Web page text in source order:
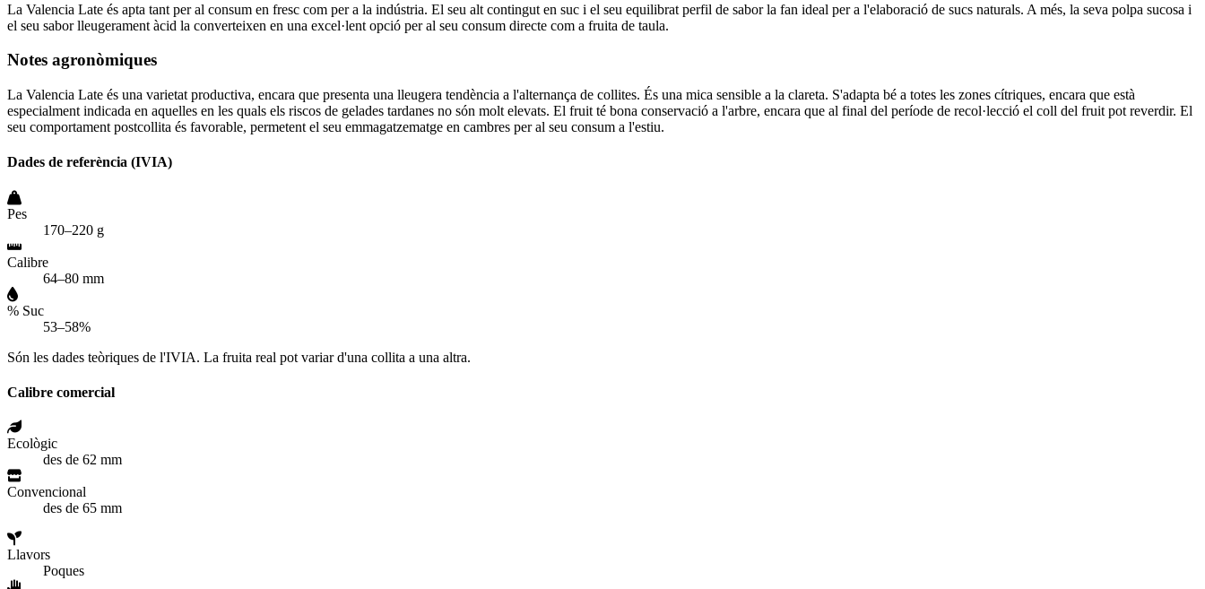
La Valencia Late és apta tant per al consum en fresc com per a la indústria. El seu alt contingut en suc i el seu equilibrat perfil de sabor la fan ideal per a l'elaboració de sucs naturals. A més, la seva polpa sucosa i
el seu sabor lleugerament àcid la converteixen en una excel·lent opció per al seu consum directe com a fruita de taula.
Notes agronòmiques
La Valencia Late és una varietat productiva, encara que presenta una lleugera tendència a l'alternança de collites. És una mica sensible a la clareta. S'adapta bé a totes les zones cítriques, encara que està
especialment indicada en aquelles en les quals els riscos de gelades tardanes no són molt elevats. El fruit té bona conservació a l'arbre, encara que al final del període de recol·lecció el coll del fruit pot reverdir. El
seu comportament postcollita és favorable, permetent el seu emmagatzematge en cambres per al seu consum a l'estiu.
Dades de referència (IVIA)
Pes
170–220 g
Calibre
64–80 mm
% Suc
53–58%
Són les dades teòriques de l'IVIA. La fruita real pot variar d'una collita a una altra.
Calibre comercial
Ecològic
des de 62 mm
Convencional
des de 65 mm
Llavors
Poques